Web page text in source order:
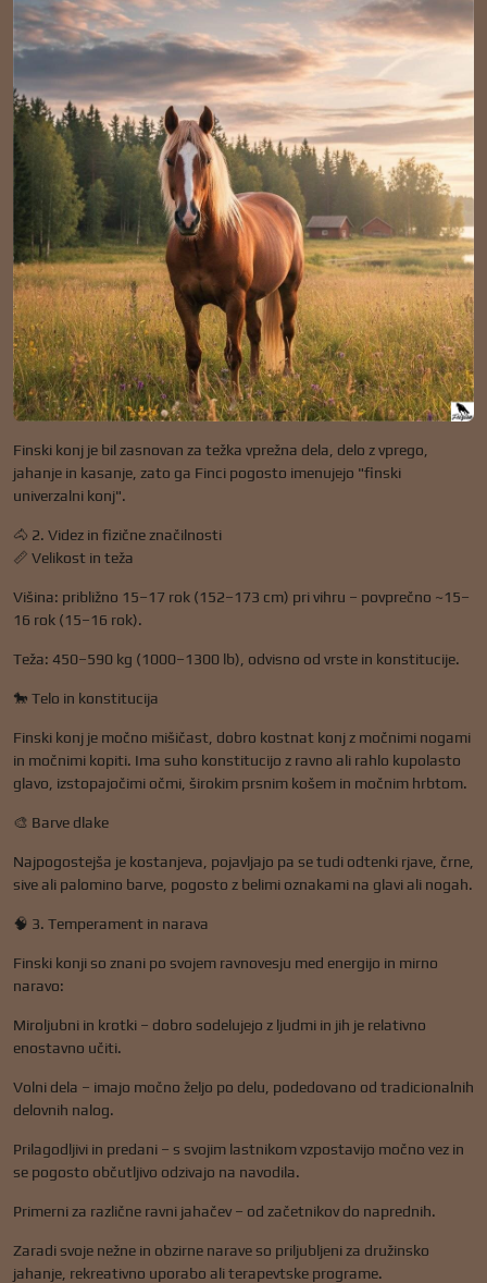
Finski konj je bil zasnovan za težka vprežna dela, delo z vprego,
jahanje in kasanje, zato ga Finci pogosto imenujejo "finski
univerzalni konj".
🐴 2. Videz in fizične značilnosti
📏 Velikost in teža
Višina: približno 15–17 rok (152–173 cm) pri vihru – povprečno ~15–
16 rok (15–16 rok).
Teža: 450–590 kg (1000–1300 lb), odvisno od vrste in konstitucije.
🐎 Telo in konstitucija
Finski konj je močno mišičast, dobro kostnat konj z močnimi nogami
in močnimi kopiti. Ima suho konstitucijo z ravno ali rahlo kupolasto
glavo, izstopajočimi očmi, širokim prsnim košem in močnim hrbtom.
🎨 Barve dlake
Najpogostejša je kostanjeva, pojavljajo pa se tudi odtenki rjave, črne,
sive ali palomino barve, pogosto z belimi oznakami na glavi ali nogah.
🧠 3. Temperament in narava
Finski konji so znani po svojem ravnovesju med energijo in mirno
naravo:
Miroljubni in krotki – dobro sodelujejo z ljudmi in jih je relativno
enostavno učiti.
Volni dela – imajo močno željo po delu, podedovano od tradicionalnih
delovnih nalog.
Prilagodljivi in ​​predani – s svojim lastnikom vzpostavijo močno vez in
se pogosto občutljivo odzivajo na navodila.
Primerni za različne ravni jahačev – od začetnikov do naprednih.
Zaradi svoje nežne in obzirne narave so priljubljeni za družinsko
jahanje, rekreativno uporabo ali terapevtske programe.